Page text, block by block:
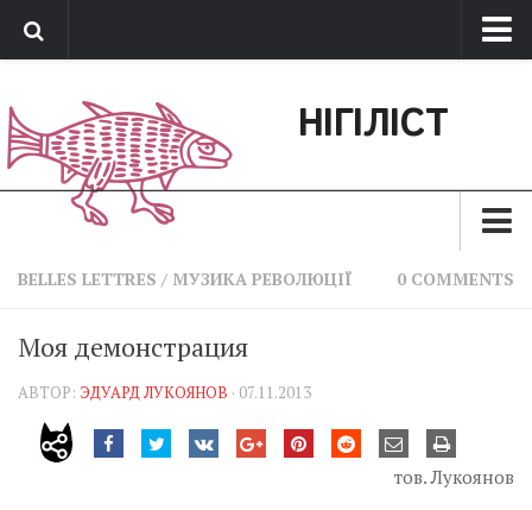
Обратная связь
Поддержать сайт
НІГІЛІСТ
Зараз
Позиція
Дії
Belles lettres
BELLES LETTRES / МУЗИКА РЕВОЛЮЦІЇ 0 COMMENTS
Моя демонстрация
АВТОР: ЭДУАРД ЛУКОЯНОВ · 07.11.2013
тов. Лукоянов